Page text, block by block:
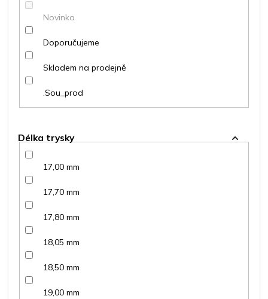
Novinka
Doporučujeme
Skladem na prodejně
.Sou_prod
Délka trysky
17,00 mm
17,70 mm
17,80 mm
18,05 mm
18,50 mm
19,00 mm